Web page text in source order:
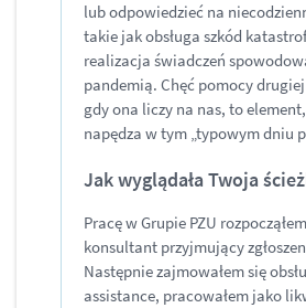
lub odpowiedzieć na
takie jak obsługa szkód
realizacja świadczeń
pandemią. Chęć pomocy
gdy ona liczy na nas, to
napędza w tym „typowym dniu
Jak wyglądała Twoja
Pracę w Grupie PZU
konsultant przyjmujący
Następnie zajmowałem się
assistance, pracowałem jako